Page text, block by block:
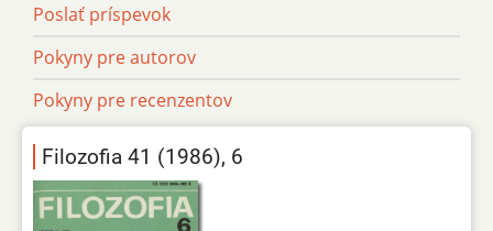
Poslať príspevok
Pokyny pre autorov
Pokyny pre recenzentov
Filozofia 41 (1986), 6